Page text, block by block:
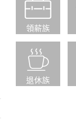
領薪族
退休族